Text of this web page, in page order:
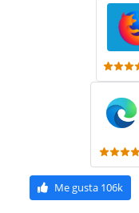
Me gusta106k